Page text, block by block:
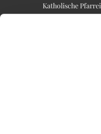
Katholische
Alt-Lietzow 23